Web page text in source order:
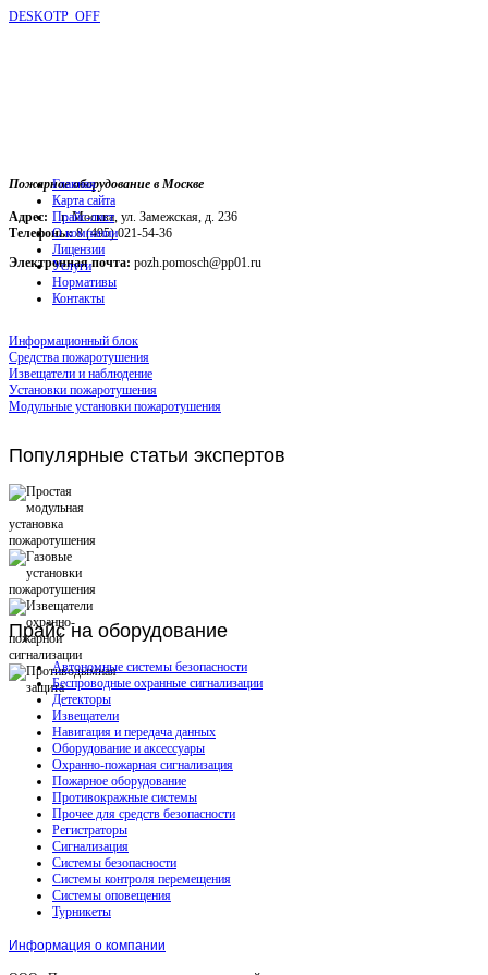
DESKOTP_OFF
Пожарное оборудование в Москве
Адрес: г. Москва, ул. Замежская, д. 236
Телефоны:8 (495) 021-54-36
Электронная почта: pozh.pomosch@pp01.ru
Главная
Карта сайта
Прайс-лист
О компании
Лицензии
Услуги
Нормативы
Контакты
Информационный блок
Средства пожаротушения
Извещатели и наблюдение
Установки пожаротушения
Модульные установки пожаротушения
Популярные статьи экспертов
Прайсна оборудование
Автономные системы безопасности
Беспроводные охранные сигнализации
Детекторы
Извещатели
Навигация и передача данных
Оборудование и аксессуары
Охранно-пожарная сигнализация
Пожарное оборудование
Противокражные системы
Прочее для средств безопасности
Регистраторы
Сигнализация
Системы безопасности
Системы контроля перемещения
Системы оповещения
Турникеты
Информация о компании